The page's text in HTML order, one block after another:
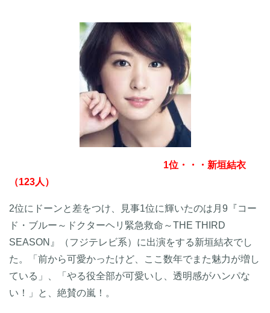
1位・・・新垣結衣
（123人）
2位にドーンと差をつけ、見事1位に輝いたのは月9『コー
ド・ブルー～ドクターヘリ緊急救命～THE THIRD
SEASON』（フジテレビ系）に出演をする新垣結衣でし
た。「前から可愛かったけど、ここ数年でまた魅力が増し
ている」、「やる役全部が可愛いし、透明感がハンパな
い！」と、絶賛の嵐！。